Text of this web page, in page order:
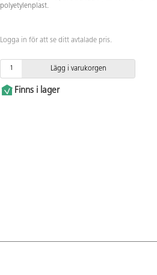
polyetylenplast.
Logga in för att se ditt avtalade pris.
Lägg i varukorgen
Finns i lager